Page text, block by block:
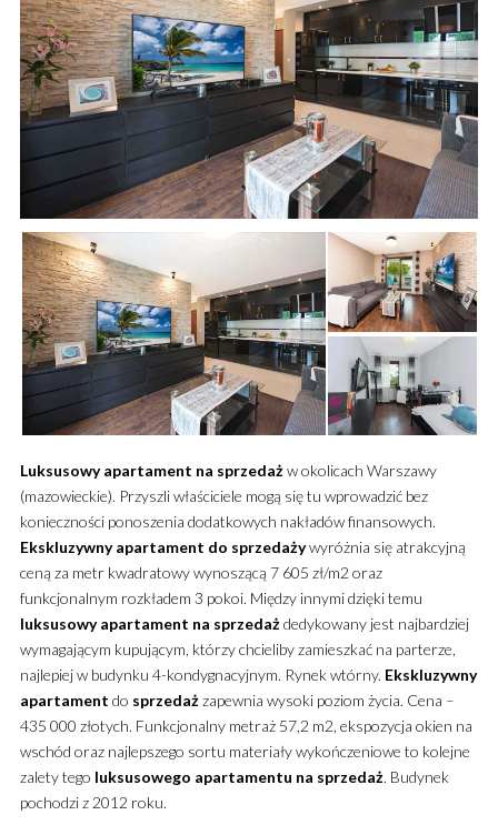
Luksusowy apartament na sprzedażw okolicach Warszawy
(mazowieckie). Przyszli właściciele mogą się tu wprowadzić bez
konieczności ponoszenia dodatkowych nakładów finansowych.
Ekskluzywny apartament do sprzedażywyróżnia się atrakcyjną
ceną za metr kwadratowy wynoszącą 7 605 zł/m2 oraz
funkcjonalnym rozkładem 3 pokoi. Między innymi dzięki temu
luksusowy apartament na sprzedażdedykowany jest najbardziej
wymagającym kupującym, którzy chcieliby zamieszkać na parterze,
najlepiej w budynku 4-kondygnacyjnym. Rynek wtórny. Ekskluzywny
apartament do sprzedażzapewnia wysoki poziom życia. Cena –
435 000 złotych. Funkcjonalny metraż 57,2 m2, ekspozycja okien na
wschód oraz najlepszego sortu materiały wykończeniowe to kolejne
zalety tego luksusowego apartamentu na sprzedaż. Budynek
pochodzi z 2012 roku.